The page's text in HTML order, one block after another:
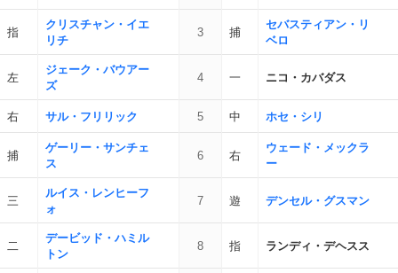
指
クリスチャン・イエ
リチ
3 捕
セバスティアン・リ
ベロ
左
ジェーク・バウアー
ズ
4 一 ニコ・カバダス
右 サル・フリリック 5 中 ホセ・シリ
捕
ゲーリー・サンチェ
ス
6 右
ウェード・メックラ
ー
三
ルイス・レンヒーフ
ォ
7 遊 デンセル・グスマン
二
デービッド・ハミル
トン
8 指 ランディ・デヘスス